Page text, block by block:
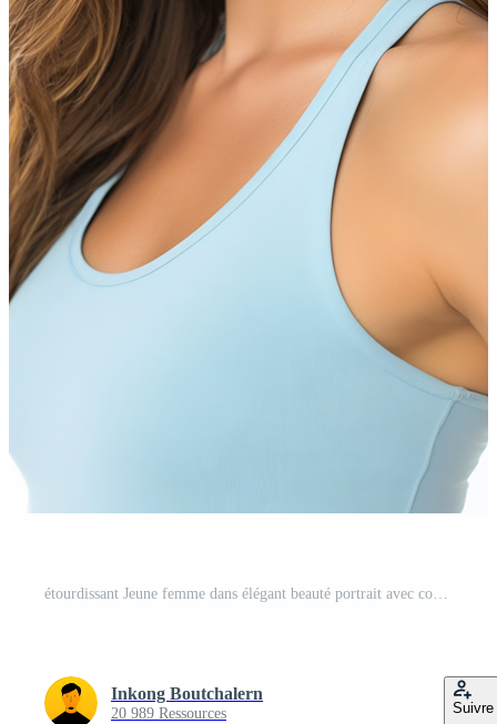
étourdissant Jeune femme dans élégant beauté portrait avec confiant, séduisant expression PNG Gratuit
Inkong Boutchalern
20 989 Ressources Suivre